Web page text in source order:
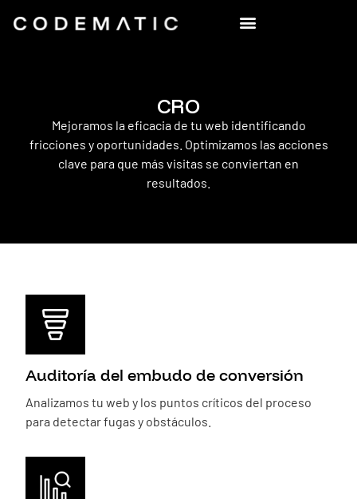
CRO
Mejoramos la eficacia de tu web identificando
fricciones y oportunidades. Optimizamos las acciones
clave para que más visitas se conviertan en
resultados.
Auditoría del embudo de conversión
Analizamos tu web y los puntos críticos del proceso
para detectar fugas y obstáculos.